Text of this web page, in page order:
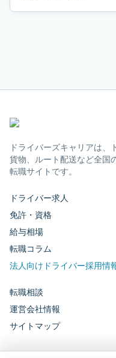
ドライバーズキャリアは、
貨物、ルート配送など全国
転職サイトです。
ドライバー求人
免許・資格
給与相場
転職コラム
法人向けドライバー採用情
転職相談
運営会社情報
サイトマップ